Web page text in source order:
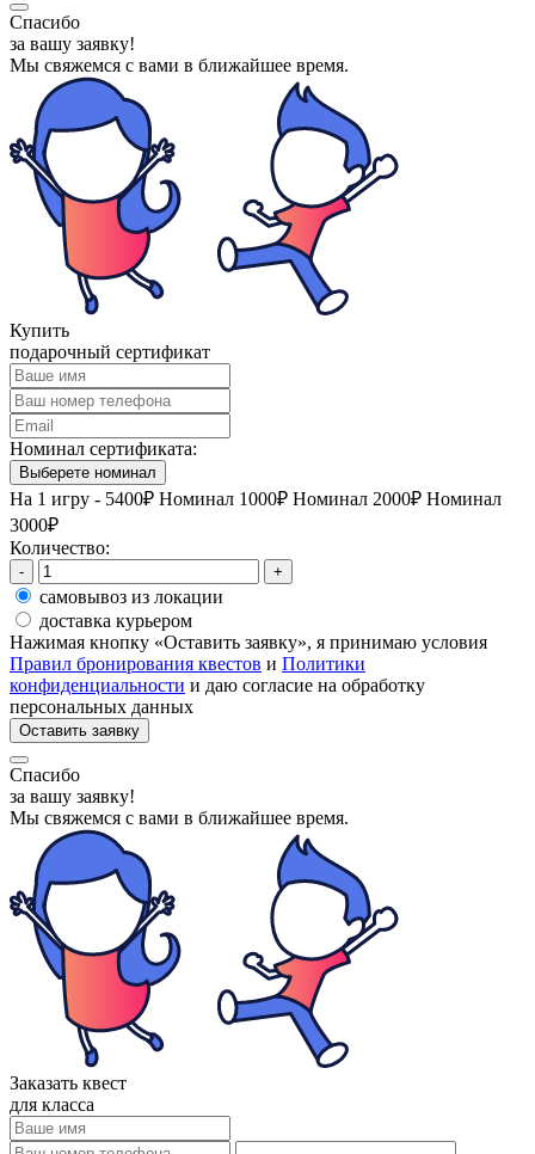
Спасибо
за вашу заявку!
Мы свяжемся с вами в ближайшее время.
Купить
подарочный сертификат
Номинал сертификата:
Выберете номинал
На 1 игру - 5400₽ Номинал 1000₽ Номинал 2000₽ Номинал
3000₽
Количество:
- +
самовывоз из локации
доставка курьером
Нажимая кнопку «Оставить заявку», я принимаю условия
Правил бронирования квестов и Политики
конфиденциальности и даю согласие на обработку
персональных данных
Оставить заявку
Спасибо
за вашу заявку!
Мы свяжемся с вами в ближайшее время.
Заказать квест
для класса